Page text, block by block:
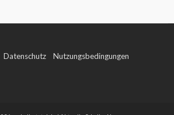
Datenschutz Nutzungsbedingungen